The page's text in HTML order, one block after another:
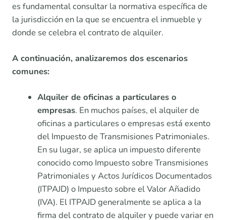
es fundamental consultar la normativa específica de
la jurisdicción en la que se encuentra el inmueble y
donde se celebra el contrato de alquiler.
A continuación, analizaremos dos escenarios
comunes:
Alquiler de oficinas a particulares o
empresas. En muchos países, el alquiler de
oficinas a particulares o empresas está exento
del Impuesto de Transmisiones Patrimoniales.
En su lugar, se aplica un impuesto diferente
conocido como Impuesto sobre Transmisiones
Patrimoniales y Actos Jurídicos Documentados
(ITPAJD) o Impuesto sobre el Valor Añadido
(IVA). El ITPAJD generalmente se aplica a la
firma del contrato de alquiler y puede variar en